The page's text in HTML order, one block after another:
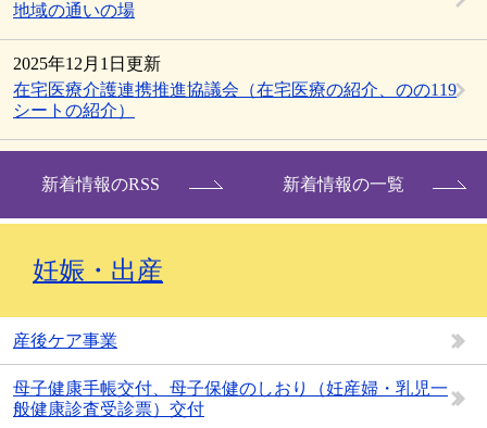
地域の通いの場
2025年12月1日更新
在宅医療介護連携推進協議会（在宅医療の紹介、のの119
シートの紹介）
新着情報のRSS 新着情報の一覧
妊娠・出産
産後ケア事業
母子健康手帳交付、母子保健のしおり（妊産婦・乳児一
般健康診査受診票）交付